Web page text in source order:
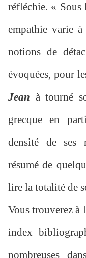
réfléchie. « Sous
empathie varie
notions de
évoquées, pour
Jean à tourné
grecque en
densité de ses
résumé de
lire la totalité de
Vous trouverez à
index
nombreuses